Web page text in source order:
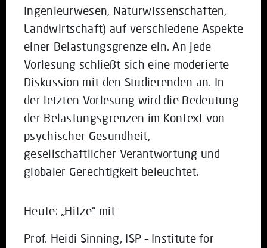
Ingenieurwesen, Naturwissenschaften,
Landwirtschaft) auf verschiedene Aspekte
einer Belastungsgrenze ein. An jede
Vorlesung schließt sich eine moderierte
Diskussion mit den Studierenden an. In
der letzten Vorlesung wird die Bedeutung
der Belastungsgrenzen im Kontext von
psychischer Gesundheit,
gesellschaftlicher Verantwortung und
globaler Gerechtigkeit beleuchtet.
Heute: „Hitze“ mit
Prof. Heidi Sinning, ISP – Institute for